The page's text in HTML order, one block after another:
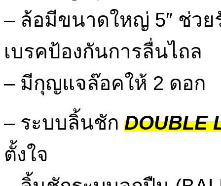
– ล้อมีขนาดใหญ่ 5″ ช่ว
เบรคป้องกันการลื่นไถล
– มีกุญแจล๊อคให้ 2 ดอก
– ระบบลิ้นชัก DOUBLE
ตั้งใจ